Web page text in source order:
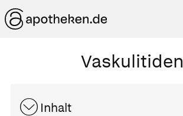
Vaskulitiden
Inhalt